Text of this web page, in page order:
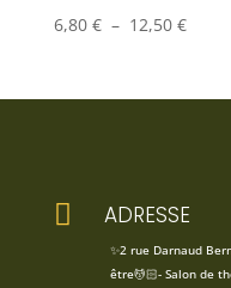
6,80 € – 12,50 €Plage
6,80
 ADRESSE
✨2 rue Darnaud
être💆🏻- Salon de